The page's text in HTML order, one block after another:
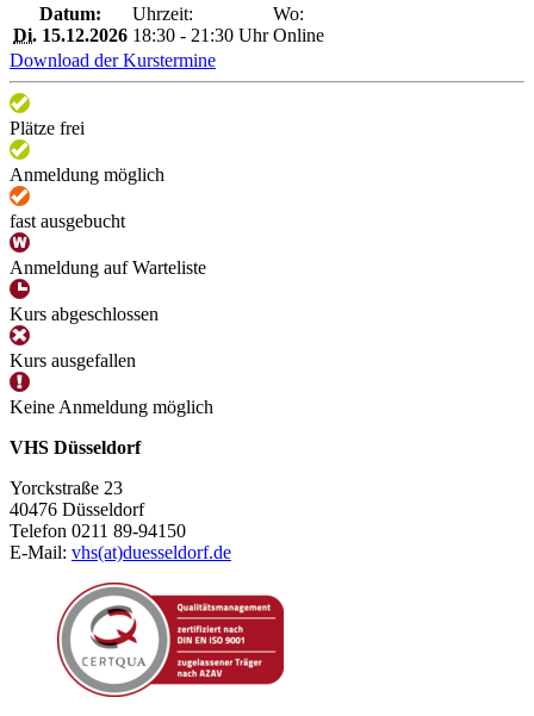
Datum:
Di. 15.12.2026
Uhrzeit:
18:30 - 21:30 Uhr
Wo:
Online
Download der Kurstermine
Plätze frei
Anmeldung möglich
fast ausgebucht
Anmeldung auf Warteliste
Kurs abgeschlossen
Kurs ausgefallen
Keine Anmeldung möglich
VHS Düsseldorf
Yorckstraße 23
40476 Düsseldorf
Telefon 0211 89-94150
E-Mail: vhs(at)duesseldorf.de